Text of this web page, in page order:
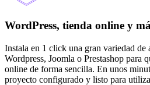
WordPress, tienda online y
Instala en 1 click una gran variedad de
Wordpress, Joomla o Prestashop para
online de forma sencilla. En unos
proyecto configurado y listo para